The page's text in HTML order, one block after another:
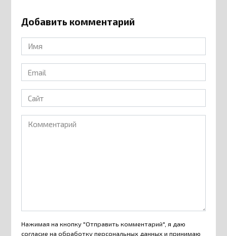
Добавить комментарий
Имя
*
Email
*
Сайт
Комментарий
Нажимая на кнопку "Отправить комментарий", я даю
согласие наобработку персональных данных и принимаю